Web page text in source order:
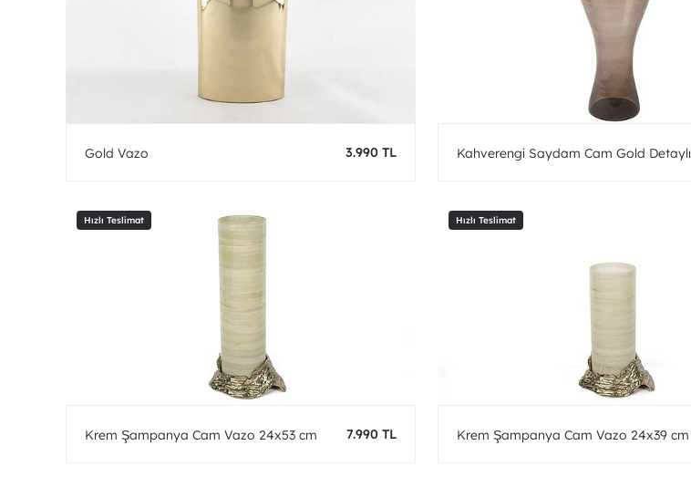
Gold Vazo 3.990 TL
Kahverengi Saydam Cam Gold Detaylı
Krem Şampanya Cam Vazo 24x53 cm 7.990 TL Krem Şampanya Cam Vazo 24x39 cm